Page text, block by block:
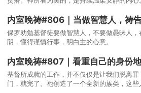
保罗劝勉基督徒要做智慧人，不要做愚昧人
阴，懂得谨慎行事，明白主的心意。
基督所成就的工作，并不仅仅是让我们脱离
门，就完了。祂创造了一个全新的族类，这